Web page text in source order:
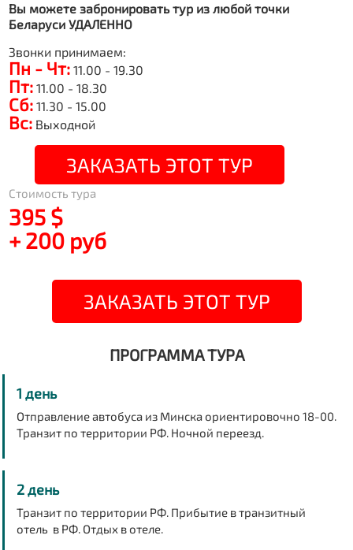
Вы можете забронировать тур из любой точки
Беларуси УДАЛЕННО
Звонки принимаем:
Пн - Чт: 11.00 - 19.30
Пт: 11.00 - 18.30
Сб: 11.30 - 15.00
Вс: Выходной
ЗАКАЗАТЬ ЭТОТ ТУР
Стоимость тура
395 $
+ 200 руб
ЗАКАЗАТЬ ЭТОТ ТУР
ПРОГРАММА ТУРА
1 день
Отправление автобуса из Минска ориентировочно 18-00.
Транзит по территории РФ. Ночной переезд.
2 день
Транзит по территории РФ. Прибытие в транзитный
отель в РФ. Отдых в отеле.